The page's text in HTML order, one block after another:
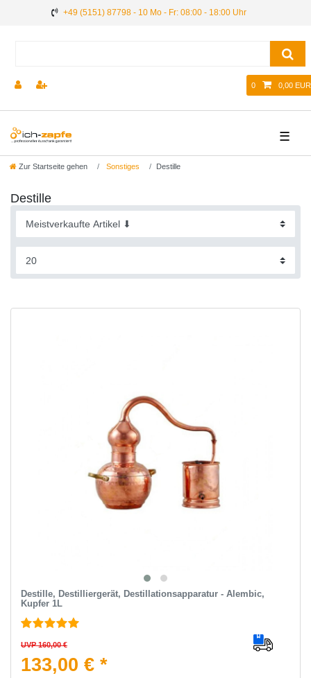
+49 (5151) 87798 - 10 Mo - Fr: 08:00 - 18:00 Uhr
0 0,00 EUR
☰
Zur Startseite gehen Sonstiges Destille
Destille
Destille, Destilliergerät, Destillationsapparatur - Alembic,
Kupfer 1L
UVP 160,00 €
133,00 € *